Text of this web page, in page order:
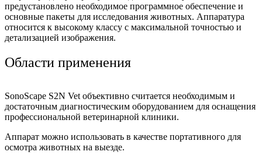
предустановлено необходимое программное обеспечение и
основные пакеты для исследования животных. Аппаратура
относится к высокому классу с максимальной точностью и
детализацией изображения.
Области применения
SonoScape S2N Vet объективно считается необходимым и
достаточным диагностическим оборудованием для оснащения
профессиональной ветеринарной клиники.
Аппарат можно использовать в качестве портативного для
осмотра животных на выезде.